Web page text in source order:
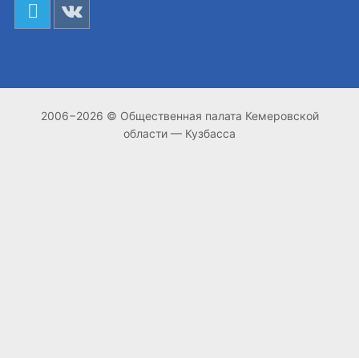
2006−2026 © Общественная палата Кемеровской
области — Кузбасса